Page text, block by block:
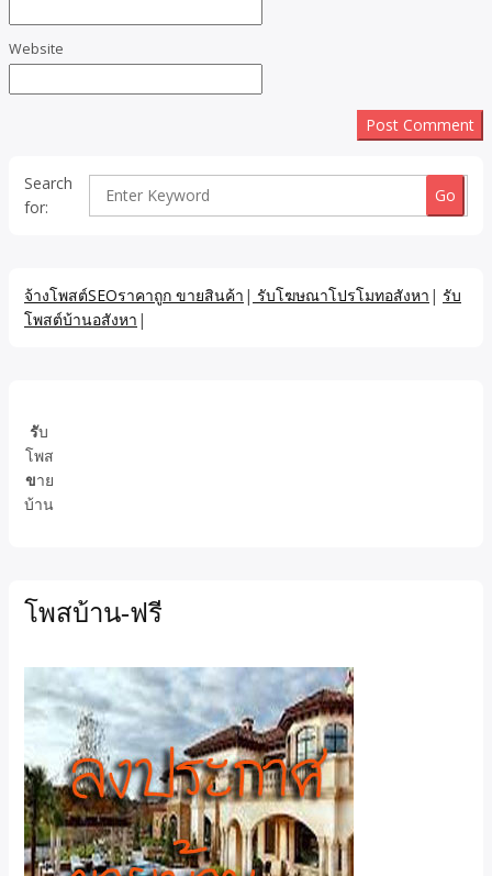
Website
Search
for:
จ้างโพสต์SEOราคาถูก ขายสินค้า | รับโฆษณาโปรโมทอสังหา | รับ
โพสต์บ้านอสังหา |
รับ
โพส
ขาย
บ้าน
โพสบ้าน-ฟรี